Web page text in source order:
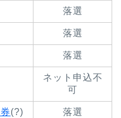
落選
落選
落選
ネット申込不
可
(?) 落選